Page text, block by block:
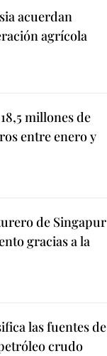
acuerdan
agrícola
millones de
entre enero y
de Singapur
gracias a la
las fuentes de
crudo